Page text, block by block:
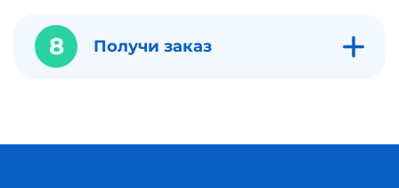
8 Получи заказ